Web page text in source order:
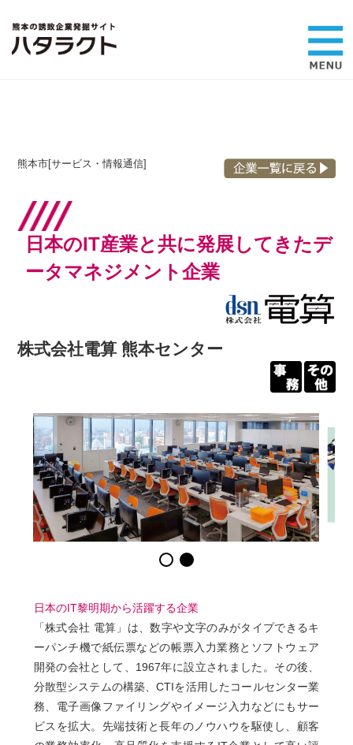
熊本市[サービス・情報通信]
日本のIT産業と共に発展してきたデ
ータマネジメント企業
株式会社電算 熊本センター
日本のIT黎明期から活躍する企業
「株式会社 電算」は、数字や文字のみがタイプできるキ
ーパンチ機で紙伝票などの帳票入力業務とソフトウェア
開発の会社として、1967年に設立されました。その後、
分散型システムの構築、CTIを活用したコールセンター業
務、電子画像ファイリングやイメージ入力などにもサー
ビスを拡大。先端技術と長年のノウハウを駆使し、顧客